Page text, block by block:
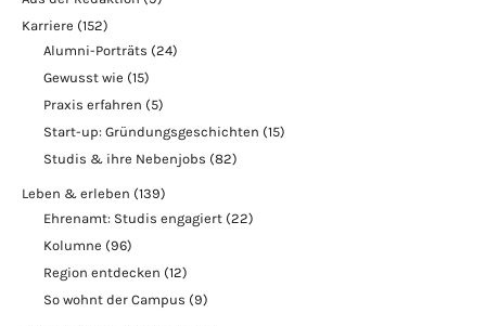
Karriere (152)
Alumni-Porträts (24)
Gewusst wie (15)
Praxis erfahren (5)
Start-up: Gründungsgeschichten (15)
Studis & ihre Nebenjobs (82)
Leben & erleben (139)
Ehrenamt: Studis engagiert (22)
Kolumne (96)
Region entdecken (12)
So wohnt der Campus (9)